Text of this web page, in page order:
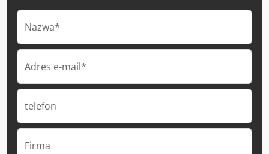
Nazwa*
Adres e-mail*
telefon
Firma